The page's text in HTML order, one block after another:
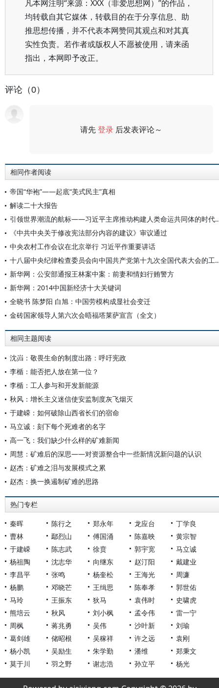
凡本网注明“来源：XXX（非爱思想网）”的作品，
均转载自其它媒体，转载目的在于分享信息、助
推思想传播，并不代表本网赞同其观点和对其真
实性负责。若作者或版权人不愿被使用，请来函
指出，本网即予改正。
评论（0）
请先登录 后发表评论～
相同作者阅读
帝国“华袍”——起底“美式民主”真相
解读二十大报告
引领世界潮流的航标——习近
《中共中央关于修改宪法部分内容的建议》审议通过
中央农村工作会议在北京举行 习近平作重要讲话
十八届中央纪律检查委员会向
新华网：公安部通报王林案中案：前妻和情妇行贿警方
新华网：2014中国新经济十大关键词
全晓书 陈梦阳 白旭：中国劳模构成显社会变迁
金砖国家领导人第六次会晤福塔莱萨宣言（全文）
相同主题阅读
沈岿：敬畏生命的制度出路：呼吁宪政
李楯：能否把人放在第一位？
李楯：工人参与和开发新能源
秋风：增长主义迷信使安监制度灰飞烟灭
于建嵘：如何破除山西省长们的宿命
马立诚：刻下每个死难者的名字
高一飞：我们缺少什么样的矿难新闻
周慧：矿难后的深思——对资源整合中一些新情况新问题的认识
赵杰：矿难之泪与发展模式之累
赵杰：换一换遏制矿难的思路
热门专栏
秦晖 陈行之 郑永年 龙应台
丁学良
曹林
鄢烈山 傅国涌 陈嘉映
黄宗智
于建嵘
陈志武 徐贲 郭宇宽
马立诚
杨祖陶
沈志华 向继东 赵汀阳
戴建业
李昌平
张鸣 杨奎松 王海光
周濂
杨鹏
邓晓芒 王缉思 陈奉孝
郭世佑
马玲
王振东 狄马 袁伟时
史啸虎
熊培云
秋风 刘小枫 孟令伟
雷一宁
周枫
蒋兆勇 吴伟 沙叶新
刘瑜
葛剑雄
储昭根 吴稼祥 许之远
袁刚
杨小凯
吴励生 朱学勤 潘维
郑秉文
莫于川
羽之野 谢志浩 孙立平 杨光